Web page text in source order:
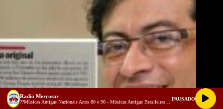
Radio Mercosur PAUSADO